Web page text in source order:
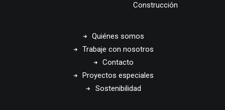
Construcción
Quiénes somos
Trabaje con nosotros
Contacto
Proyectos especiales
Sostenibilidad